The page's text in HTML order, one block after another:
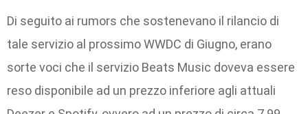
Di seguito ai rumors che sostenevano il rilancio di
tale servizio al prossimo WWDC di Giugno, erano
sorte voci che il servizio Beats Music doveva essere
reso disponibile ad un prezzo inferiore agli attuali